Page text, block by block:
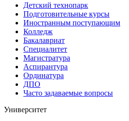
Детский технопарк
Подготовительные курсы
Иностранным поступающим
Колледж
Бакалавриат
Специалитет
Магистратура
Аспирантура
Ординатура
ДПО
Часто задаваемые вопросы
Университет